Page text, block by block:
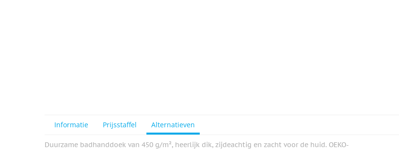
Informatie Prijsstaffel Alternatieven
Duurzame badhanddoek van 450 g/m², heerlijk dik, zijdeachtig en zacht voor de huid. OEKO-